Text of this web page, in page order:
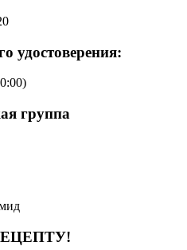
удостоверения:
группа